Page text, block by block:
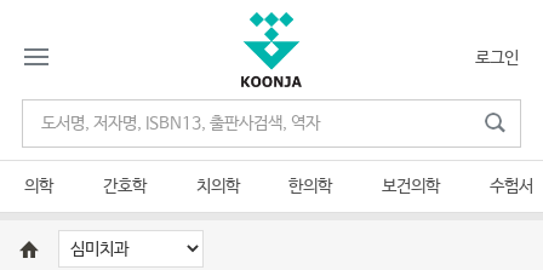
로그인
의학 간호학 치의학 한의학 보건의학 수험서